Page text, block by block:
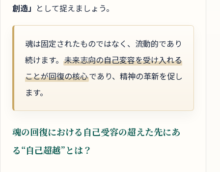
創造」 として捉えましょう。
魂は固定されたものではなく、流動的であり
続けます。 未来志向の自己変容を受け入れる
ことが回復の核心であり、精神の革新を促し
ます。
魂の回復における自己受容の超えた先にあ
る“自己超越”とは？